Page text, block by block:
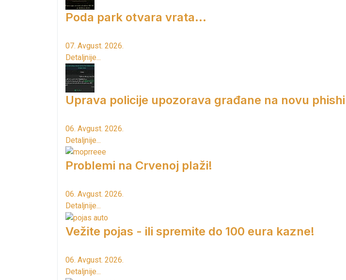
Poda park otvara vrata...
07. Avgust. 2026.
Detaljnije...
Uprava policije upozorava građane na novu
06. Avgust. 2026.
Detaljnije...
Problemi na Crvenoj plaži!
06. Avgust. 2026.
Detaljnije...
Vežite pojas - ili spremite do 100 eura kazne!
06. Avgust. 2026.
Detaljnije...